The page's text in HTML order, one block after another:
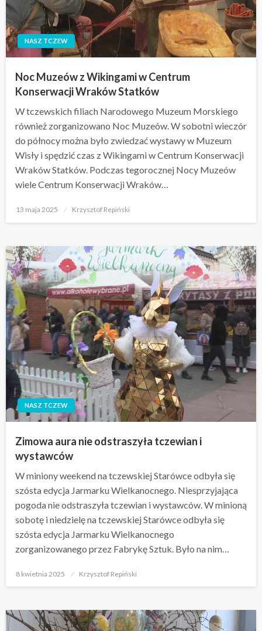
NASZ TCZEW
Noc Muzeów z Wikingami w Centrum
Konserwacji Wraków Statków
W tczewskich filiach Narodowego Muzeum Morskiego
również zorganizowano Noc Muzeów. W sobotni wieczór
do północy można było zwiedzać wystawy w Muzeum
Wisły i spędzić czas z Wikingami w Centrum Konserwacji
Wraków Statków. Podczas tegorocznej Nocy Muzeów
wiele Centrum Konserwacji Wraków…
Opublikowane
13 maja 2025 Krzysztof Repiński
NASZ TCZEW
Zimowa aura nie odstraszyła tczewian i
wystawców
W miniony weekend na tczewskiej Starówce odbyła się
szósta edycja Jarmarku Wielkanocnego. Niesprzyjająca
pogoda nie odstraszyła tczewian i wystawców. W minioną
sobotę i niedzielę na tczewskiej Starówce odbyła się
szósta edycja Jarmarku Wielkanocnego
zorganizowanego przez Fabrykę Sztuk. Było na nim…
Opublikowane
8 kwietnia 2025 Krzysztof Repiński